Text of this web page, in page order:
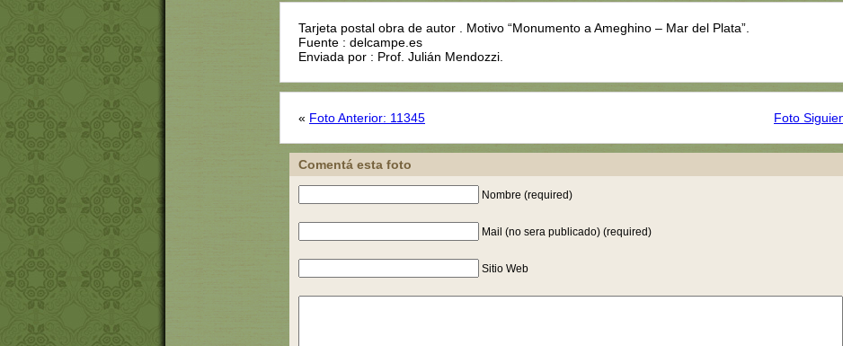
Tarjeta postal obra de autor . Motivo “Monumento a Ameghino – Mar del Plata”.
Fuente : delcampe.es
Enviada por : Prof. Julián Mendozzi.
« Foto Anterior: 11345 Foto
Comentá esta foto
Nombre (required)
Mail (no sera publicado) (required)
Sitio Web